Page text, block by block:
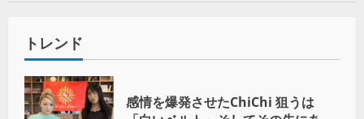
トレンド
感情を爆発させたChiChi 狙うは